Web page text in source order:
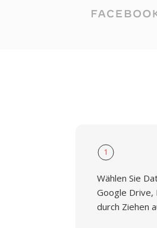
1
Wählen Sie
Google Drive,
durch Ziehen